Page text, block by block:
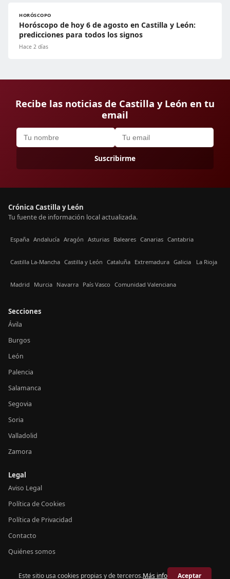
HORÓSCOPO
Horóscopo de hoy 6 de agosto en Castilla y León:
predicciones para todos los signos
Hace 2 días
Recibe las noticias de Castilla y León en tu
email
Suscribirme
Crónica Castilla y León
Tu fuente de información local actualizada.
España Andalucía Aragón Asturias Baleares Canarias Cantabria
Castilla La-Mancha Castilla y León Cataluña Extremadura Galicia La Rioja
Madrid Murcia Navarra País Vasco Comunidad Valenciana
Secciones
Ávila
Burgos
León
Palencia
Salamanca
Segovia
Soria
Valladolid
Zamora
Legal
Aviso Legal
Política de Cookies
Política de Privacidad
Contacto
Quiénes somos
Este sitio usa cookies propias y de terceros.Más info Aceptar